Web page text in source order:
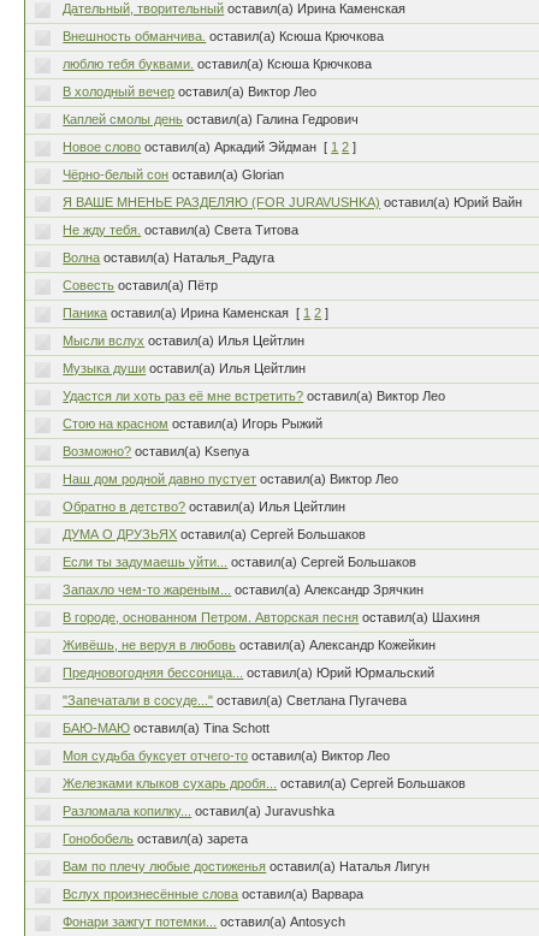
Дательный, творительный оставил(а) Ирина Каменская
Внешность обманчива. оставил(а) Ксюша Крючкова
люблю тебя буквами. оставил(а) Ксюша Крючкова
В холодный вечер оставил(а) Виктор Лео
Каплей смолы день оставил(а) Галина Гедрович
Новое слово оставил(а) Аркадий Эйдман [ 1 2 ]
Чёрно-белый сон оставил(а) Glorian
Я ВАШЕ МНЕНЬЕ РАЗДЕЛЯЮ (FOR JURAVUSHKA) оставил(а) Юрий Вайн
Не жду тебя. оставил(а) Света Титова
Волна оставил(а) Наталья_Радуга
Совесть оставил(а) Пётр
Паника оставил(а) Ирина Каменская [ 1 2 ]
Мысли вслух оставил(а) Илья Цейтлин
Музыка души оставил(а) Илья Цейтлин
Удастся ли хоть раз её мне встретить? оставил(а) Виктор Лео
Стою на красном оставил(а) Игорь Рыжий
Возможно? оставил(а) Ksenya
Наш дом родной давно пустует оставил(а) Виктор Лео
Обратно в детство? оставил(а) Илья Цейтлин
ДУМА О ДРУЗЬЯХ оставил(а) Сергей Большаков
Если ты задумаешь уйти...
оставил(а) Сергей Большаков
Запахло чем-то жареным...
оставил(а) Александр Зрячкин
В городе, основанном Петром. Авторская песня оставил(а) Шахиня
Живёшь, не веруя в любовь оставил(а) Александр Кожейкин
Предновогодняя бессоница...
оставил(а) Юрий Юрмальский
"Запечатали в сосуде..." оставил(а) Светлана Пугачева
БАЮ-МАЮ оставил(а) Tina Schott
Моя судьба буксует отчего-то оставил(а) Виктор Лео
Железками клыков сухарь дробя...
оставил(а) Сергей Большаков
Разломала копилку...
оставил(а) Juravushka
Гонобобель оставил(а) зарета
Вам по плечу любые достиженья оставил(а) Наталья Лигун
Вслух произнесённые слова оставил(а) Варвара
Фонари зажгут потемки...
оставил(а) Antosych